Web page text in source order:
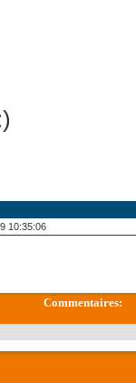
10:35:06
Commentaires: